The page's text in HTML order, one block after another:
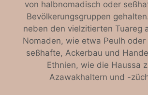
von halbnomadisch oder
Bevölkerungsgruppen
neben den vielzitierten Tuareg
Nomaden, wie etwa Peulh oder
seßhafte, Ackerbau und
Ethnien, wie die Haussa
Azawakhaltern und -